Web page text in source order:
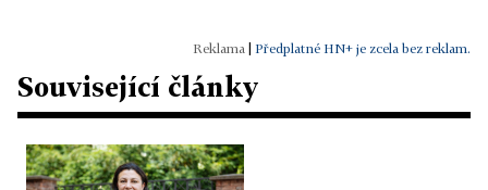
Předplatné HN+ je zcela bez reklam.
Související články